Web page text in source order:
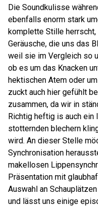
Die Soundkulisse
ebenfalls enorm stark
komplette Stille
Geräusche, die uns das
weil sie im Vergleich so
ob es um das Knacken
hektischen Atem oder
zuckt auch hier gefühlt
zusammen, da wir in
Richtig heftig is auch ein
stotternden blechern
wird. An dieser Stelle
Synchronisation
makellosen
Präsentation mit
Auswahl an
und lässt uns einige